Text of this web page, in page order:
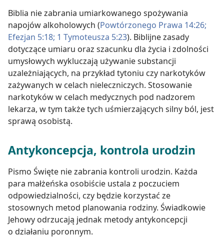
Biblia nie zabrania umiarkowanego spożywania
napojów alkoholowych (Powtórzonego Prawa 14:26;
Efezjan 5:18; 1 Tymoteusza 5:23). Biblijne zasady
dotyczące umiaru oraz szacunku dla życia i zdolności
umysłowych wykluczają używanie substancji
uzależniających, na przykład tytoniu czy narkotyków
zażywanych w celach nieleczniczych. Stosowanie
narkotyków w celach medycznych pod nadzorem
lekarza, w tym także tych uśmierzających silny ból, jest
sprawą osobistą.
Antykoncepcja, kontrola urodzin
Pismo Święte nie zabrania kontroli urodzin. Każda
para małżeńska osobiście ustala z poczuciem
odpowiedzialności, czy będzie korzystać ze
stosownych metod planowania rodziny. Świadkowie
Jehowy odrzucają jednak metody antykoncepcji
o działaniu poronnym.